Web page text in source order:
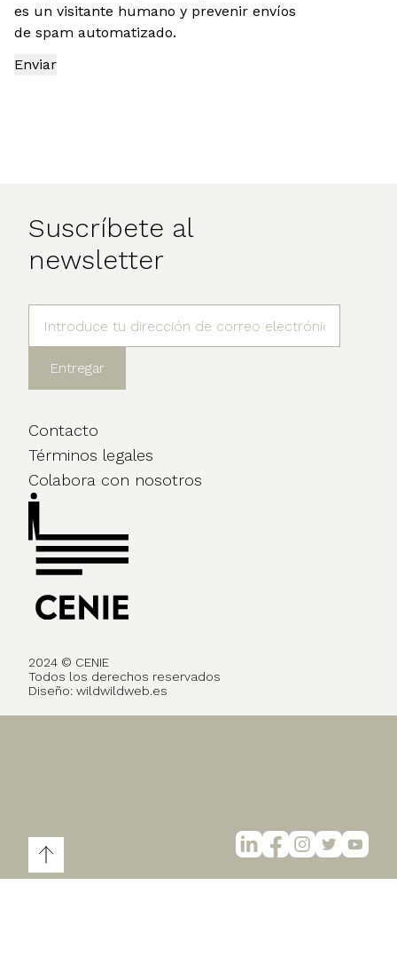
es un visitante humano y prevenir envíos
de spam automatizado.
Suscríbete al
newsletter
Contacto
Términos legales
Colabora con nosotros
2024 © CENIE
Todos los derechos reservados
Diseño: wildwildweb.es